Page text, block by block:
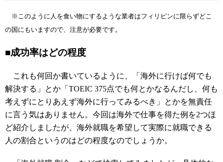
※このように人を食い物にするような業者はフィリピンに限らずどこ
の国にもいますので、注意が必要です。
■成功率はどの程度
これも何回か書いているように、「海外に行けば何でも
解決する」とか「TOEIC 375点でも何とかなるんだし、何も
考えずにとりあえず海外に行ってみるべき」とかを無責任
に言う気はありません。今回は海外で仕事を得た例を2つほ
ど紹介しましたが、海外就職を希望して実際に就職できる
人の割合というのはどの程度なのでしょうか。